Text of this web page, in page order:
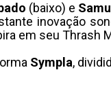
(baixo) e
inovação
em seu Thrash
Sympla,